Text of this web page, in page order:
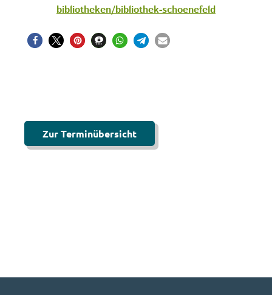
bibliotheken/bibliothek-schoenefeld
Zur Terminübersicht